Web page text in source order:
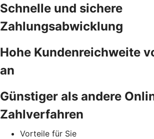
Schnelle und sichere
Zahlungsabwicklung
Hohe Kundenreichweite
an
Günstiger als andere
Zahlverfahren
Vorteile für Sie